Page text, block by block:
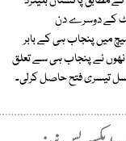
کے دوسرے دن
میں پنجاب ہی کے بابر
دی، بعد ازاں انھوں نے پنجاب ہی سے تعلق
تیسری فتح حاصل کرلی۔